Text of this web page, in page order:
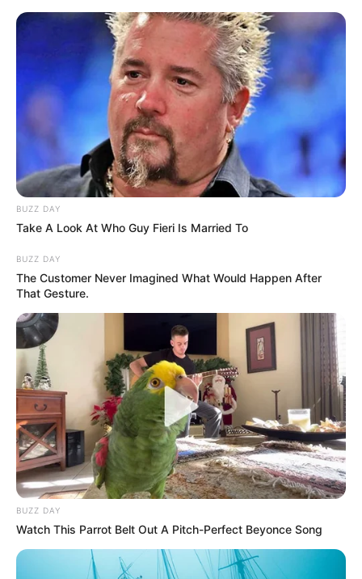
BUZZ DAY
Take A Look At Who Guy Fieri Is Married To
BUZZ DAY
The Customer Never Imagined What Would Happen After
That Gesture.
BUZZ DAY
Watch This Parrot Belt Out A Pitch-Perfect Beyonce Song